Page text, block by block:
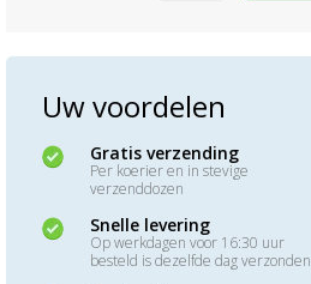
Uw voordelen
Gratis verzending
Per koerier en in stevige
verzenddozen
Snelle levering
Op werkdagen voor 16:30 uur
besteld is dezelfde dag verzonden